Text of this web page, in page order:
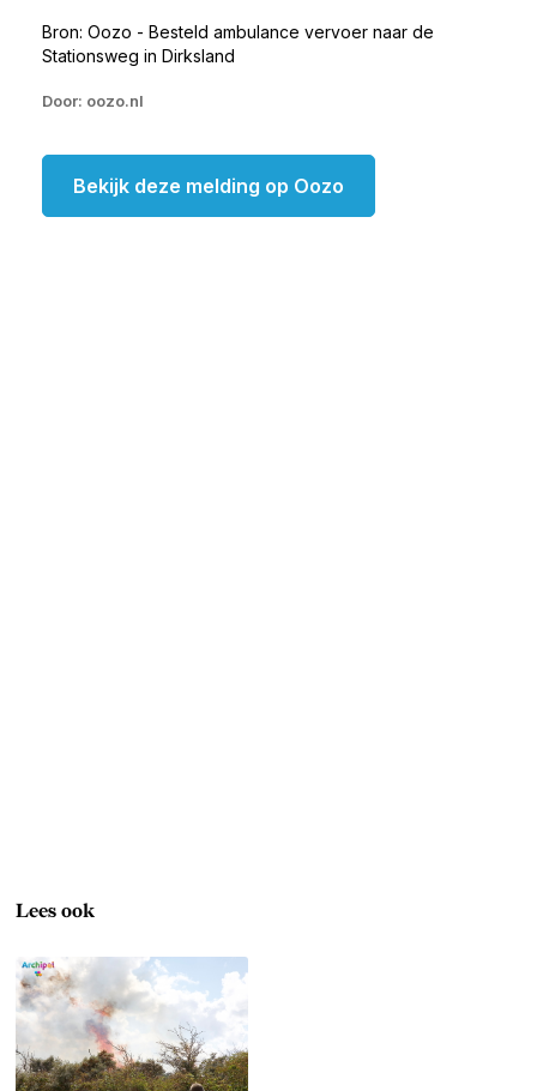
Bron: Oozo - Besteld ambulance vervoer naar de
Stationsweg in Dirksland
Door: oozo.nl
Bekijk deze melding op Oozo
Lees ook